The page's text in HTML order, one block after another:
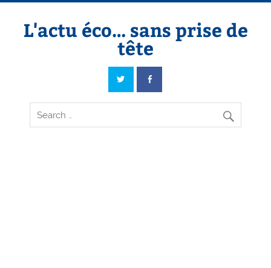
Skip
contentL'actu éco… sans prise de
tête
L'actu éco… sans prise de tête